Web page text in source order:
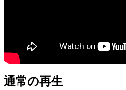
通常の再生